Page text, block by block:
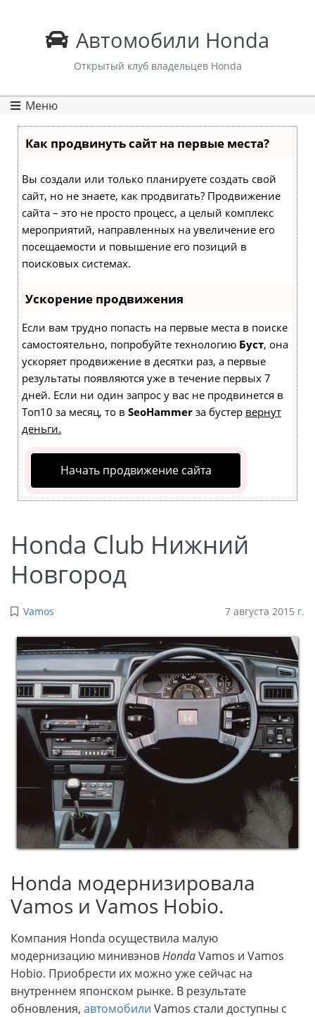
Автомобили Honda
Открытый клуб владельцев Honda
Меню
Как продвинуть сайт на первые места?
Вы создали или только планируете создать свой
сайт, но не знаете, как продвигать? Продвижение
сайта – это не просто процесс, а целый комплекс
мероприятий, направленных на увеличение его
посещаемости и повышение его позиций в
поисковых системах.
Ускорение продвижения
Если вам трудно попасть на первые места в поиске
самостоятельно, попробуйте технологию Буст, она
ускоряет продвижение в десятки раз, а первые
результаты появляются уже в течение первых 7
дней. Если ни один запрос у вас не продвинется в
Топ10 за месяц, то в SeoHammer за бустер вернут
деньги.
Начать продвижение сайта
Honda Club Нижний
Новгород
Vamos 7 августа 2015 г.
Honda модернизировала
Vamos и Vamos Hobio.
Компания Honda осуществила малую
модернизацию минивэновHondaVamos и Vamos
Hobio. Приобрести их можно уже сейчас на
внутреннем японском рынке. В результате
обновления, автомобили Vamos стали доступны с